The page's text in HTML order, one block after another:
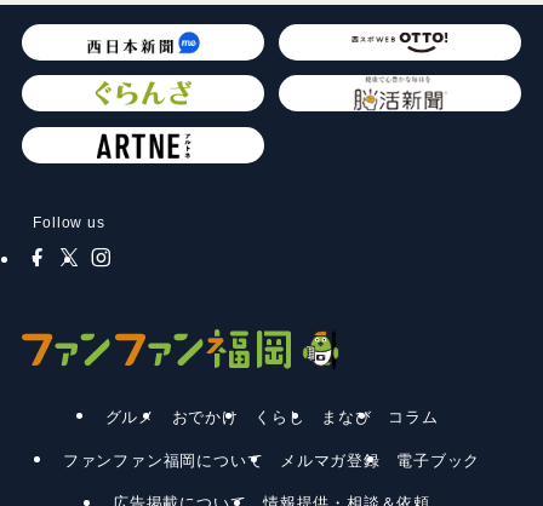
Follow us
グルメ おでかけ くらし まなび コラム
ファンファン福岡について メルマガ登録 電子ブック